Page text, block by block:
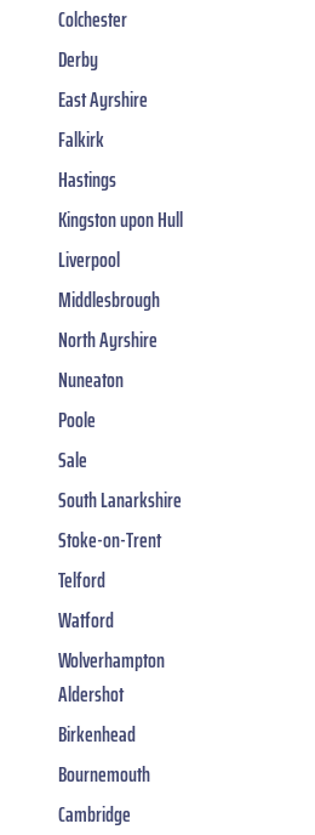
Colchester
Derby
East Ayrshire
Falkirk
Hastings
Kingston upon Hull
Liverpool
Middlesbrough
North Ayrshire
Nuneaton
Poole
Sale
South Lanarkshire
Stoke-on-Trent
Telford
Watford
Wolverhampton
Aldershot
Birkenhead
Bournemouth
Cambridge